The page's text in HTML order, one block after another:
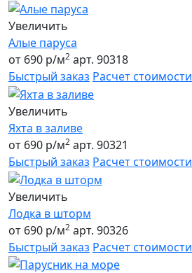
Увеличить
Алые паруса
от 690 р/м2 арт. 90318
Быстрый заказ Расчет стоимости
Увеличить
Яхта в заливе
от 690 р/м2 арт. 90321
Быстрый заказ Расчет стоимости
Увеличить
Лодка в шторм
от 690 р/м2 арт. 90326
Быстрый заказ Расчет стоимости